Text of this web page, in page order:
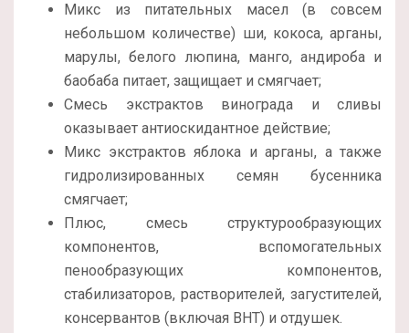
Микс из питательных масел (в совсем
небольшом количестве) ши, кокоса, арганы,
марулы, белого люпина, манго, андироба и
баобаба питает, защищает и смягчает;
Смесь экстрактов винограда и сливы
оказывает антиоскидантное действие;
Микс экстрактов яблока и арганы, а также
гидролизированных семян бусенника
смягчает;
Плюс, смесь структурообразующих
компонентов, вспомогательных
пенообразующих компонентов,
стабилизаторов, растворителей, загустителей,
консервантов (включая BHT) и отдушек.